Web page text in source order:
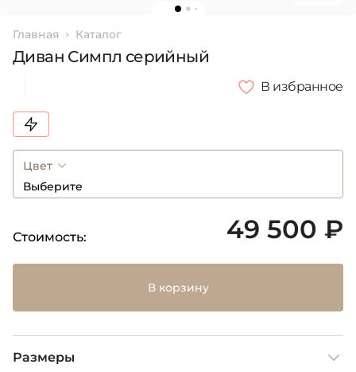
Главная Каталог
Диван Симпл серийный
В избранное
Цвет
Выберите
Стоимость: 49 500 ₽
В корзину
Размеры